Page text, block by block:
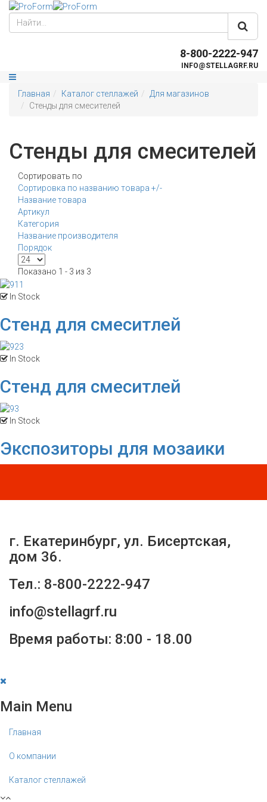
8-800-2222-947
INFO@STELLAGRF.RU
Главная Каталог стеллажей
Для магазинов
Стенды для смесителей
Стенды для смесителей
Сортировать по
Сортировка по названию товара +/-
Название товара
Артикул
Категория
Название производителя
Порядок
Показано 1 - 3 из 3
In Stock
Стенд для смеситлей
In Stock
Стенд для смеситлей
In Stock
Экспозиторы для мозаики
г. Екатеринбург, ул. Бисертская,
дом 36.
Тел.: 8-800-2222-947
info@stellagrf.ru
Время работы: 8:00 - 18.00
Main Menu
Главная
О компании
Каталог стеллажей